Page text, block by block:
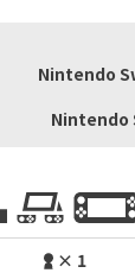
Nintendo
Nintendo
× 1